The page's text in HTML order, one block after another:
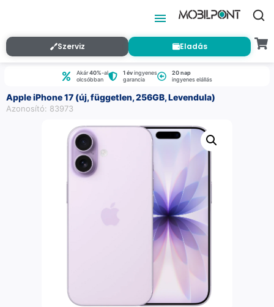
Szerviz Eladás
Akár40%-al
olcsóbban
1 évingyenes
garancia
20 nap
ingyenes elállás
Apple iPhone 17 (új, független, 256GB, Levendula)
Azonosító: 83973